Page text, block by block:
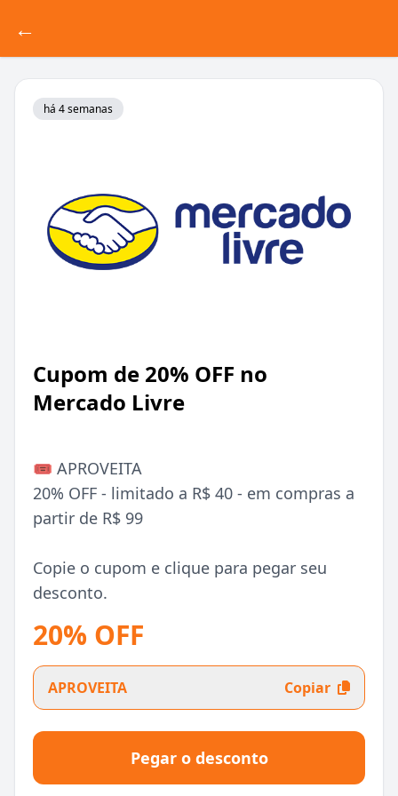
←
há 4 semanas
Cupom de 20% OFF no
Mercado Livre
🎟️ APROVEITA
20% OFF - limitado a R$ 40 - em compras a
partir de R$ 99
Copie o cupom e clique para pegar seu
desconto.
20% OFF
APROVEITA Copiar
Pegar o desconto